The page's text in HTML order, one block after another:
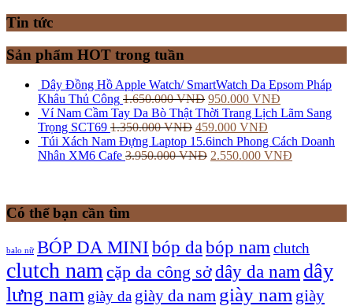
Tin tức
Sản phẩm HOT trong tuần
Dây Đồng Hồ Apple Watch/ SmartWatch Da Epsom Pháp
Khâu Thủ Công 1.650.000VNĐ 950.000 VNĐ
Ví Nam Cầm Tay Da Bò Thật Thời Trang Lịch Lãm Sang
Trọng SCT69 1.350.000VNĐ 459.000 VNĐ
Túi Xách Nam Đựng Laptop 15.6inch Phong Cách Doanh
Nhân XM6 Cafe 3.950.000VNĐ 2.550.000 VNĐ
Có thể bạn cần tìm
balo nữ BÓP DA MINI bóp da bóp nam clutch
clutch nam cặp da công sởdây da nam dây
lưng nam giày da giày da nam giày nam giày